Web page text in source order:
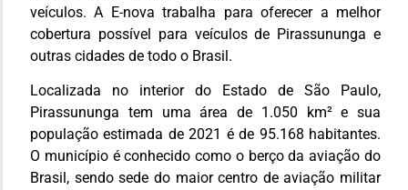
veículos. A E-nova trabalha para oferecer a melhor
cobertura possível para veículos de Pirassununga e
outras cidades de todo o Brasil.
Localizada no interior do Estado de São Paulo,
Pirassununga tem uma área de 1.050 km² e sua
população estimada de 2021 é de 95.168 habitantes.
O município é conhecido como o berço da aviação do
Brasil, sendo sede do maior centro de aviação militar